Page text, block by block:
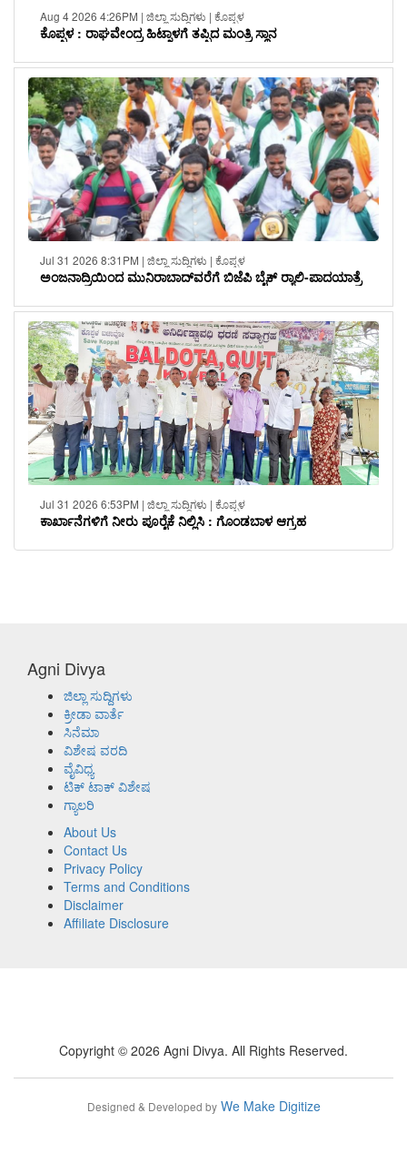
Aug 4 2026 4:26PM | ಜಿಲ್ಲಾ ಸುದ್ದಿಗಳು | ಕೊಪ್ಪಳ
ಕೊಪ್ಪಳ : ರಾಘವೇಂದ್ರ ಹಿಟ್ನಾಳಗೆ ತಪ್ಪಿದ ಮಂತ್ರಿ ಸ್ಥಾನ
Jul 31 2026 8:31PM | ಜಿಲ್ಲಾ ಸುದ್ದಿಗಳು | ಕೊಪ್ಪಳ
ಅಂಜನಾದ್ರಿಯಿಂದ ಮುನಿರಾಬಾದ್‌ವರೆಗೆ ಬಿಜೆಪಿ ಬೈಕ್ ರ‍್ಯಾಲಿ-ಪಾದಯಾತ್ರೆ
Jul 31 2026 6:53PM | ಜಿಲ್ಲಾ ಸುದ್ದಿಗಳು | ಕೊಪ್ಪಳ
ಕಾರ್ಖಾನೆಗಳಿಗೆ ನೀರು ಪೂರೈಕೆ ನಿಲ್ಲಿಸಿ : ಗೊಂಡಬಾಳ ಆಗ್ರಹ
Agni Divya
ಜಿಲ್ಲಾ ಸುದ್ದಿಗಳು
ಕ್ರೀಡಾ ವಾರ್ತೆ
ಸಿನೆಮಾ
ವಿಶೇಷ ವರದಿ
ವೈವಿಧ್ಯ
ಟಿಕ್ ಟಾಕ್ ವಿಶೇಷ
ಗ್ಯಾಲರಿ
About Us
Contact Us
Privacy Policy
Terms and Conditions
Disclaimer
Affiliate Disclosure
Copyright © 2026 Agni Divya. All Rights Reserved.
Designed & Developed byWe Make Digitize